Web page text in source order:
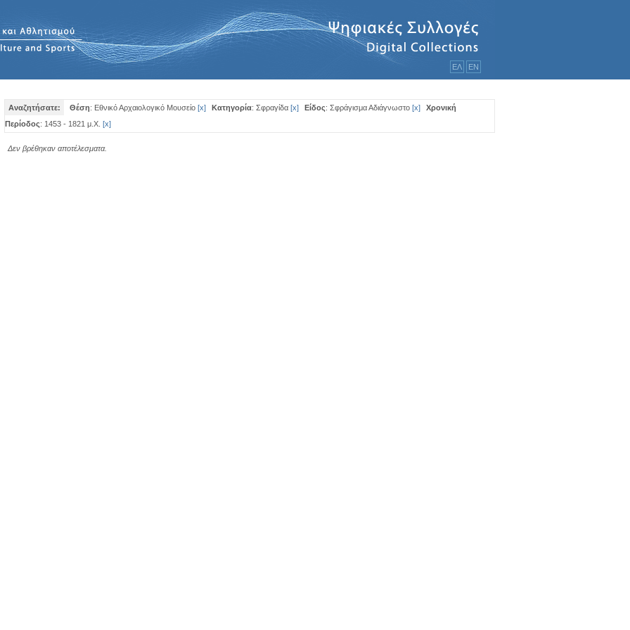
ΕΛ ΕΝ
Αναζητήσατε: Θέση: Εθνικό Αρχαιολογικό Μουσείο [x] Κατηγορία: Σφραγίδα [x] Είδος: Σφράγισμα Αδιάγνωστο [x]
Χρονική
Περίοδος: 1453 - 1821 μ.Χ. [x]
Δεν βρέθηκαν αποτέλεσματα.